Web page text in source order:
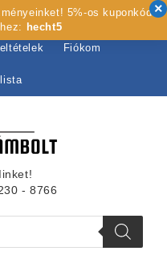
Szolgáltatások
Fiókom
- 8766
5%-os kuponkód
hecht5